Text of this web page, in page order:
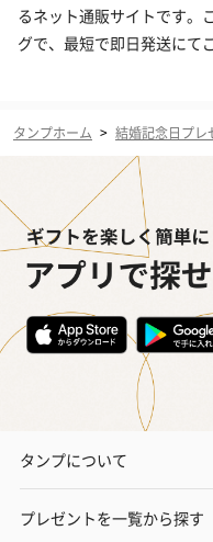
るネット通販サイトです。
グで、最短で即日発送にて
タンプホーム > 結婚記念日プレ
タンプについて
プレゼントを一覧から探す